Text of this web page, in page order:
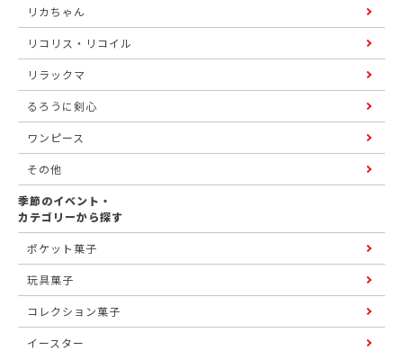
リカちゃん
リコリス・リコイル
リラックマ
るろうに剣心
ワンピース
その他
季節のイベント・
カテゴリーから探す
ポケット菓子
玩具菓子
コレクション菓子
イースター